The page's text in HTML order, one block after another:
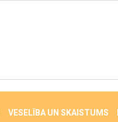
VESELĪBA UN SKAISTUMS